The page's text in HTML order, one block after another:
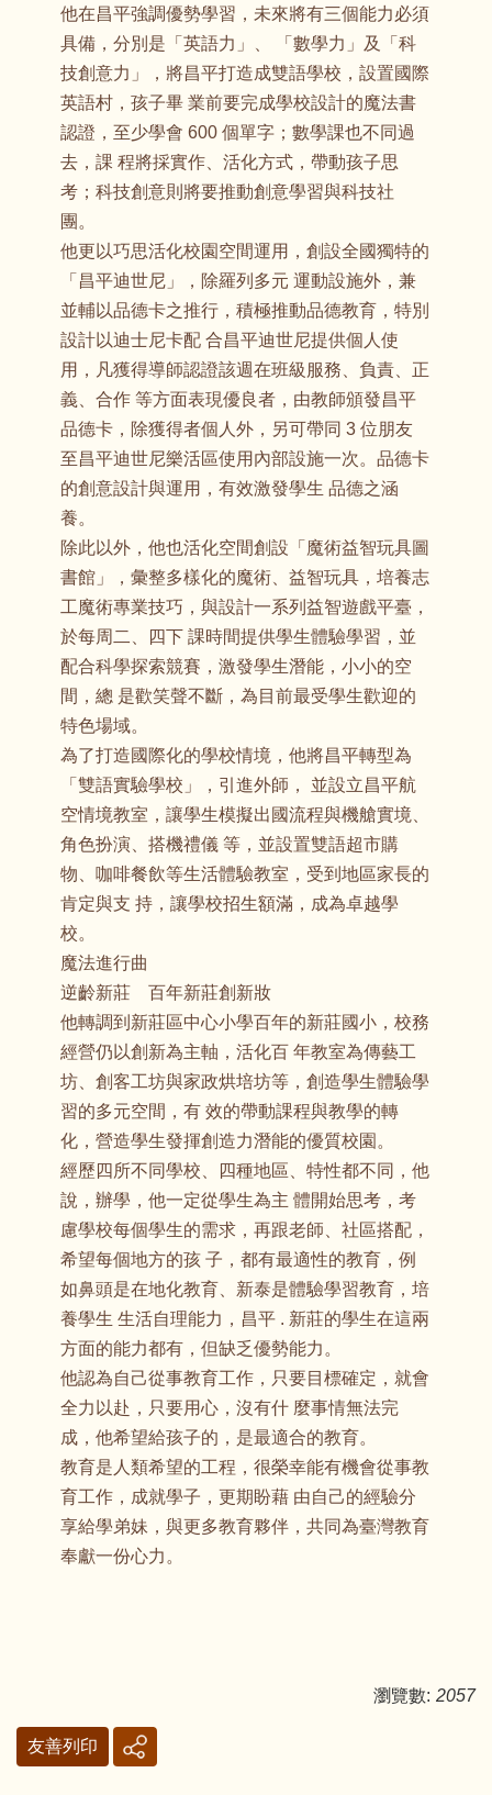
他在昌平強調優勢學習，未來將有三個能力必須
具備，分別是「英語力」、 「數學力」及「科
技創意力」，將昌平打造成雙語學校，設置國際
英語村，孩子畢 業前要完成學校設計的魔法書
認證，至少學會 600 個單字；數學課也不同過
去，課 程將採實作、活化方式，帶動孩子思
考；科技創意則將要推動創意學習與科技社
團。
他更以巧思活化校園空間運用，創設全國獨特的
「昌平迪世尼」，除羅列多元 運動設施外，兼
並輔以品德卡之推行，積極推動品德教育，特別
設計以迪士尼卡配 合昌平迪世尼提供個人使
用，凡獲得導師認證該週在班級服務、負責、正
義、合作 等方面表現優良者，由教師頒發昌平
品德卡，除獲得者個人外，另可帶同 3 位朋友
至昌平迪世尼樂活區使用內部設施一次。品德卡
的創意設計與運用，有效激發學生 品德之涵
養。
除此以外，他也活化空間創設「魔術益智玩具圖
書館」，彙整多樣化的魔術、益智玩具，培養志
工魔術專業技巧，與設計一系列益智遊戲平臺，
於每周二、四下 課時間提供學生體驗學習，並
配合科學探索競賽，激發學生潛能，小小的空
間，總 是歡笑聲不斷，為目前最受學生歡迎的
特色場域。
為了打造國際化的學校情境，他將昌平轉型為
「雙語實驗學校」，引進外師， 並設立昌平航
空情境教室，讓學生模擬出國流程與機艙實境、
角色扮演、搭機禮儀 等，並設置雙語超市購
物、咖啡餐飲等生活體驗教室，受到地區家長的
肯定與支 持，讓學校招生額滿，成為卓越學
校。
魔法進行曲
逆齡新莊 百年新莊創新妝
他轉調到新莊區中心小學百年的新莊國小，校務
經營仍以創新為主軸，活化百 年教室為傳藝工
坊、創客工坊與家政烘培坊等，創造學生體驗學
習的多元空間，有 效的帶動課程與教學的轉
化，營造學生發揮創造力潛能的優質校園。
經歷四所不同學校、四種地區、特性都不同，他
說，辦學，他一定從學生為主 體開始思考，考
慮學校每個學生的需求，再跟老師、社區搭配，
希望每個地方的孩 子，都有最適性的教育，例
如鼻頭是在地化教育、新泰是體驗學習教育，培
養學生 生活自理能力，昌平 . 新莊的學生在這兩
方面的能力都有，但缺乏優勢能力。
他認為自己從事教育工作，只要目標確定，就會
全力以赴，只要用心，沒有什 麼事情無法完
成，他希望給孩子的，是最適合的教育。
教育是人類希望的工程，很榮幸能有機會從事教
育工作，成就學子，更期盼藉 由自己的經驗分
享給學弟妹，與更多教育夥伴，共同為臺灣教育
奉獻一份心力。
瀏覽數: 2057
友善列印